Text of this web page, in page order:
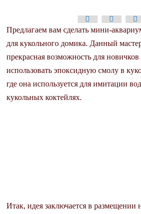
Предлагаем вам сделать мини-
для кукольного домика. Данный
прекрасная возможность для новичков
использовать эпоксидную смолу в
где она используется для имитации
кукольных коктейлях.
Итак, идея заключается в размещении